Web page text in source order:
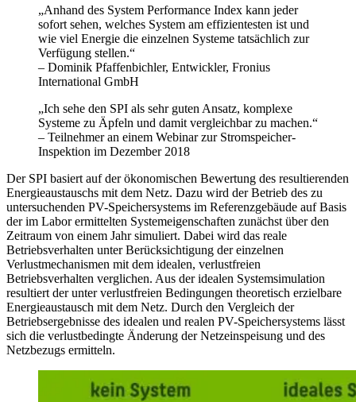
„Anhand des System Performance Index kann jeder
sofort sehen, welches System am effizientesten ist und
wie viel Energie die einzelnen Systeme tatsächlich zur
Verfügung stellen.“
– Dominik Pfaffenbichler, Entwickler, Fronius
International GmbH
„Ich sehe den SPI als sehr guten Ansatz, komplexe
Systeme zu Äpfeln und damit vergleichbar zu machen.“
– Teilnehmer an einem Webinar zur Stromspeicher-
Inspektion im Dezember 2018
Der SPI basiert auf der ökonomischen Bewertung des resultierenden
Energieaustauschs mit dem Netz. Dazu wird der Betrieb des zu
untersuchenden PV-Speichersystems im Referenzgebäude auf Basis
der im Labor ermittelten Systemeigenschaften zunächst über den
Zeitraum von einem Jahr simuliert. Dabei wird das reale
Betriebsverhalten unter Berücksichtigung der einzelnen
Verlustmechanismen mit dem idealen, verlustfreien
Betriebsverhalten verglichen. Aus der idealen Systemsimulation
resultiert der unter verlustfreien Bedingungen theoretisch erzielbare
Energieaustausch mit dem Netz. Durch den Vergleich der
Betriebsergebnisse des idealen und realen PV-Speichersystems lässt
sich die verlustbedingte Änderung der Netzeinspeisung und des
Netzbezugs ermitteln.